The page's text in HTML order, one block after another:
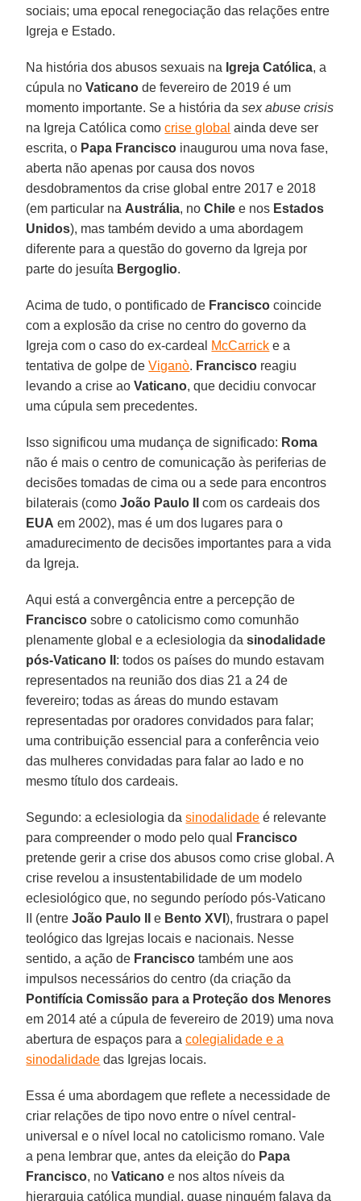
sociais; uma epocal renegociação das relações entre
Igreja e Estado.
Na história dos abusos sexuais na Igreja Católica, a
cúpula noVaticano de fevereiro de 2019 é um
momento importante. Se a história dasex abuse crisis
na Igreja Católica comocrise global ainda deve ser
escrita, o Papa Francisco inaugurou uma nova fase,
aberta não apenas por causa dos novos
desdobramentos da crise global entre 2017 e 2018
(em particular na Austrália, noChile e nos Estados
Unidos), mas também devido a uma abordagem
diferente para a questão do governo da Igreja por
parte do jesuíta Bergoglio.
Acima de tudo, o pontificado de Francisco coincide
com a explosão da crise no centro do governo da
Igreja com o caso do ex-cardeal McCarrick e a
tentativa de golpe deViganò. Francisco reagiu
levando a crise aoVaticano, que decidiu convocar
uma cúpula sem precedentes.
Isso significou uma mudança de significado: Roma
não é mais o centro de comunicação às periferias de
decisões tomadas de cima ou a sede para encontros
bilaterais (comoJoão Paulo II
com os cardeais dos
EUA em 2002), mas é um dos lugares para o
amadurecimento de decisões importantes para a vida
da Igreja.
Aqui está a convergência entre a percepção de
Francisco sobre o catolicismo como comunhão
plenamente global e a eclesiologia dasinodalidade
pós-Vaticano II : todos os países do mundo estavam
representados na reunião dos dias 21 a 24 de
fevereiro; todas as áreas do mundo estavam
representadas por oradores convidados para falar;
uma contribuição essencial para a conferência veio
das mulheres convidadas para falar ao lado e no
mesmo título dos cardeais.
Segundo: a eclesiologia dasinodalidade é relevante
para compreender o modo pelo qual
Francisco
pretende gerir a crise dos abusos como crise global. A
crise revelou a insustentabilidade de um modelo
eclesiológico que, no segundo período pós-Vaticano
II (entreJoão Paulo II e Bento XVI), frustrara o papel
teológico das Igrejas locais e nacionais. Nesse
sentido, a ação de Francisco também une aos
impulsos necessários do centro (da criação da
Pontifícia Comissão para a Proteção dos Menores
em 2014 até a cúpula de fevereiro de 2019) uma nova
abertura de espaços para acolegialidade e a
sinodalidade das Igrejas locais.
Essa é uma abordagem que reflete a necessidade de
criar relações de tipo novo entre o nível central-
universal e o nível local no catolicismo romano. Vale
a pena lembrar que, antes da eleição do Papa
Francisco, noVaticano e nos altos níveis da
hierarquia católica mundial, quase ninguém falava da